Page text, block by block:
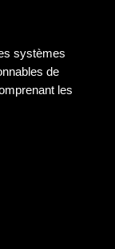
systèmes
de
les